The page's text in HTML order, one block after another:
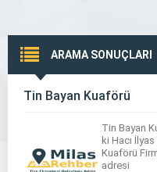
ARAMA SONUÇLARI
Tin Bayan Kuaförü
Tin Bayan
ki Hacı
Kuaförü
adresi